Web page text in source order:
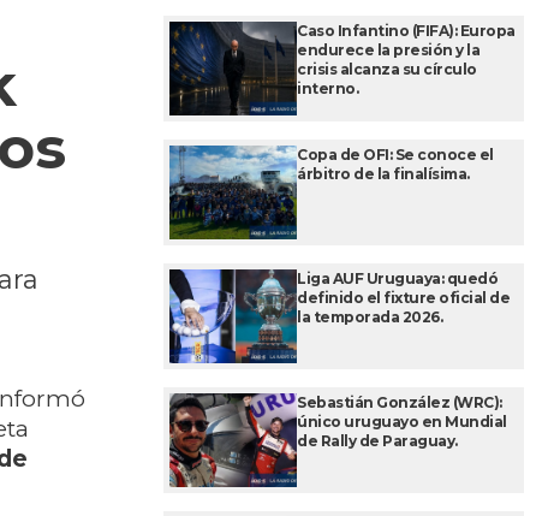
Caso Infantino (FIFA): Europa
endurece la presión y la
crisis alcanza su círculo
interno.
Copa de OFI: Se conoce el
árbitro de la finalísima.
Liga AUF Uruguaya: quedó
definido el fixture oficial de
la temporada 2026.
Sebastián González (WRC):
único uruguayo en Mundial
de Rally de Paraguay.